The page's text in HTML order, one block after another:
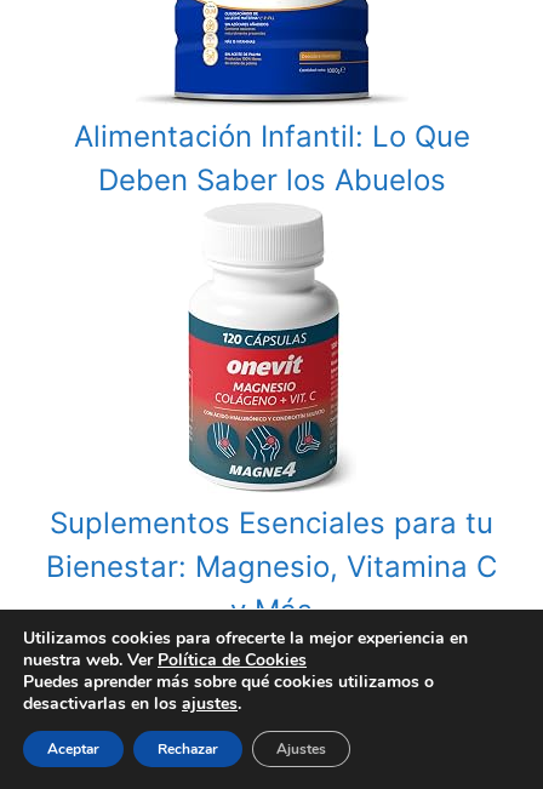
Alimentación Infantil: Lo Que
Deben Saber los Abuelos
Suplementos Esenciales para tu
Bienestar: Magnesio, Vitamina C
y Más
Utilizamos cookies para ofrecerte la mejor experiencia en
nuestra web. Ver Política de Cookies
Puedes aprender más sobre qué cookies utilizamos o
desactivarlas en los ajustes.
Aceptar Rechazar Ajustes